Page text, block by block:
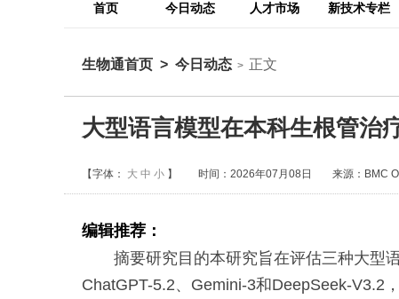
首页 今日动态 人才市场 新技术专栏
生物通首页 > 今日动态 > 正文
大型语言模型在本科生根管治
【字体： 大 中 小 】 时间：2026年07月08日 来源：BMC
编辑推荐：
摘要研究目的本研究旨在评估三种大型
ChatGPT-5.2、Gemini-3和DeepSeek-V3.2